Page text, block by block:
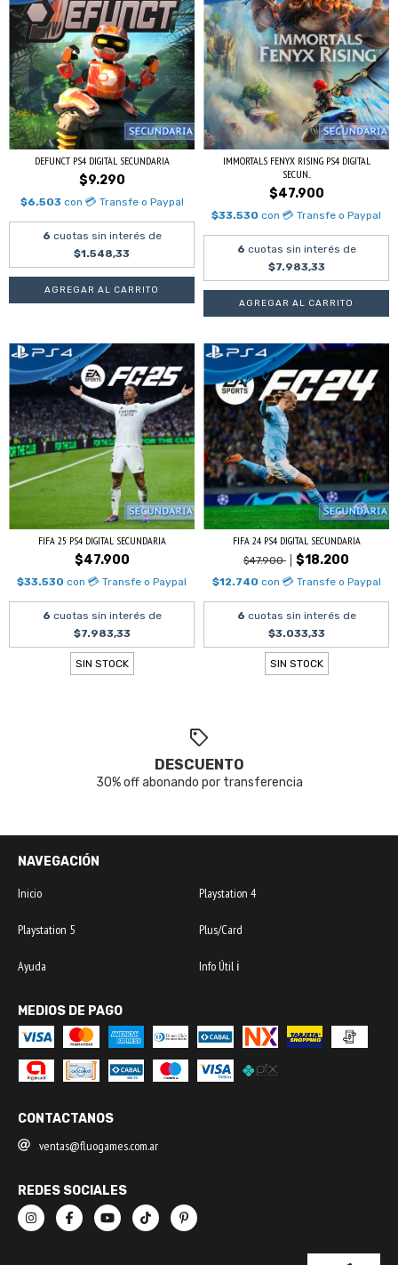
DEFUNCT PS4 DIGITAL SECUNDARIA
$9.290
$6.503 con 💳 Transfe o Paypal
6 cuotas sin interés de
$1.548,33
IMMORTALS FENYX RISING PS4 DIGITAL
SECUN...
$47.900
$33.530 con 💳 Transfe o Paypal
6 cuotas sin interés de
$7.983,33
FIFA 25 PS4 DIGITAL SECUNDARIA
$47.900
$33.530 con 💳 Transfe o Paypal
6 cuotas sin interés de
$7.983,33
SIN STOCK
FIFA 24 PS4 DIGITAL SECUNDARIA
$47.900 $18.200
$12.740 con 💳 Transfe o Paypal
6 cuotas sin interés de
$3.033,33
SIN STOCK
DESCUENTO
30% off abonando por transferencia
NAVEGACIÓN
Inicio Playstation 4
Playstation 5 Plus/Card
Ayuda Info Útil ℹ️
MEDIOS DE PAGO
CONTACTANOS
ventas@fluogames.com.ar
REDES SOCIALES